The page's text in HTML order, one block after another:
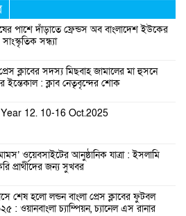
পাশে দাঁড়াতে ফ্রেন্ডস অব বাংলাদেশ ইউকের
সন্ধ্যা
ক্লাবের সদস্য মিছবাহ জামালের মা হুসনে
ইন্তেকাল : ক্লাব নেতৃবৃন্দের শোক
12. 10-16 Oct.2025
ওয়েবসাইটের আনুষ্ঠানিক যাত্রা : ইসলামি
প্রার্থীদের জন্য সুখবর
শেষ হলো লন্ডন বাংলা প্রেস ক্লাবের ফুটবল
: ওয়ানবাংলা চ্যাম্পিয়ন, চ্যানেল এস রানার